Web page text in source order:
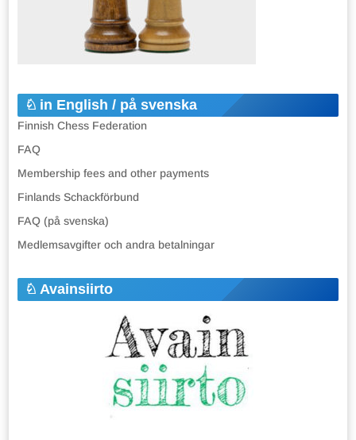
in English / på svenska
Finnish Chess Federation
FAQ
Membership fees and other payments
Finlands Schackförbund
FAQ (på svenska)
Medlemsavgifter och andra betalningar
Avainsiirto